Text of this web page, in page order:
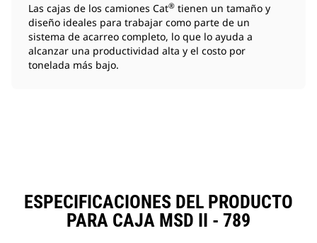
Las cajas de los camiones Cat® tienen un tamaño y
diseño ideales para trabajar como parte de un
sistema de acarreo completo, lo que lo ayuda a
alcanzar una productividad alta y el costo por
tonelada más bajo.
ESPECIFICACIONES DEL PRODUCTO
PARA CAJA MSD II - 789